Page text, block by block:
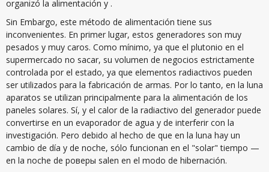
organizó la alimentación y .
Sin Embargo, este método de alimentación tiene sus
inconvenientes. En primer lugar, estos generadores son muy
pesados y muy caros. Como mínimo, ya que el plutonio en el
supermercado no sacar, su volumen de negocios estrictamente
controlada por el estado, ya que elementos radiactivos pueden
ser utilizados para la fabricación de armas. Por lo tanto, en la luna
aparatos se utilizan principalmente para la alimentación de los
paneles solares. Sí, y el calor de la radiactivo del generador puede
convertirse en un evaporador de agua y de interferir con la
investigación. Pero debido al hecho de que en la luna hay un
cambio de día y de noche, sólo funcionan en el "solar" tiempo —
en la noche de роверы salen en el modo de hibernación.